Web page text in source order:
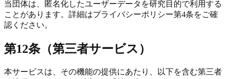
当団体は、匿名化したユーザーデータを研究目的で利用する
ことがあります。詳細はプライバシーポリシー第4条をご確
認ください。
第12条（第三者サービス）
本サービスは、その機能の提供にあたり、以下を含む第三者